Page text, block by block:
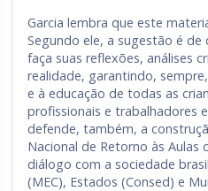
Garcia lembra que este
Segundo ele, a sugestão é de
faça suas reflexões, análises
realidade, garantindo,
e à educação de todas as
profissionais e trabalhadores
defende, também, a
Nacional de Retorno às
diálogo com a sociedade
(MEC), Estados (Consed) e